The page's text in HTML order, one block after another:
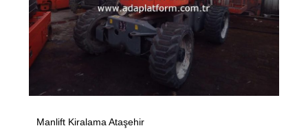
Manlift Kiralama Ataşehir